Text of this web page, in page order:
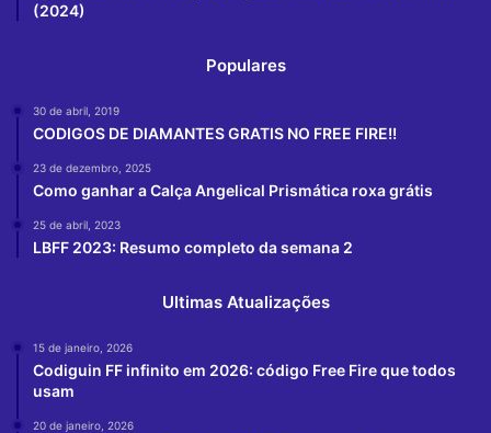
(2024)
Populares
30 de abril, 2019
CODIGOS DE DIAMANTES GRATIS NO FREE FIRE!!
23 de dezembro, 2025
Como ganhar a Calça Angelical Prismática roxa grátis
25 de abril, 2023
LBFF 2023: Resumo completo da semana 2
Ultimas Atualizações
15 de janeiro, 2026
Codiguin FF infinito em 2026: código Free Fire que todos
usam
20 de janeiro, 2026